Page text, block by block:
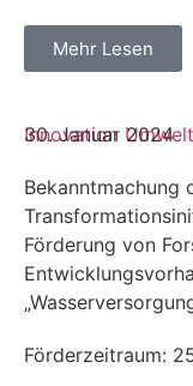
Mehr Lesen
Innovation
30. Januar 2024
Bekanntmachung
Förderung von
Förderzeitraum: